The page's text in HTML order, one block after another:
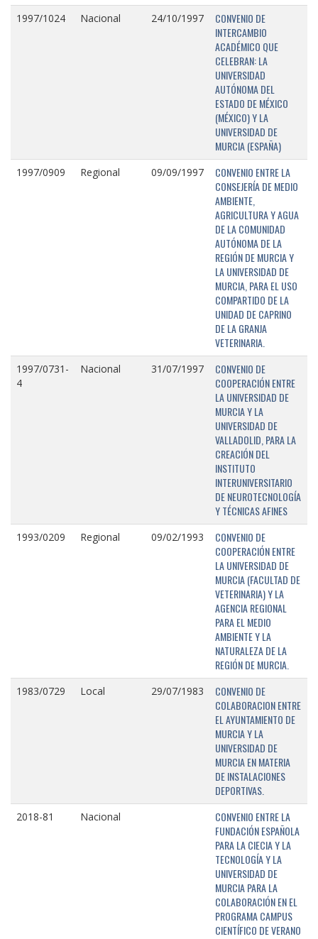
1997/1024 Nacional 24/10/1997
CONVENIO DE
INTERCAMBIO
ACADÉMICO QUE
CELEBRAN: LA
UNIVERSIDAD
AUTÓNOMA DEL
ESTADO DE MÉXICO
(MÉXICO) Y LA
UNIVERSIDAD DE
MURCIA (ESPAÑA)
1997/0909 Regional 09/09/1997
CONVENIO ENTRE LA
CONSEJERÍA DE MEDIO
AMBIENTE,
AGRICULTURA Y AGUA
DE LA COMUNIDAD
AUTÓNOMA DE LA
REGIÓN DE MURCIA Y
LA UNIVERSIDAD DE
MURCIA, PARA EL USO
COMPARTIDO DE LA
UNIDAD DE CAPRINO
DE LA GRANJA
VETERINARIA.
1997/0731-
4
Nacional 31/07/1997
CONVENIO DE
COOPERACIÓN ENTRE
LA UNIVERSIDAD DE
MURCIA Y LA
UNIVERSIDAD DE
VALLADOLID, PARA LA
CREACIÓN DEL
INSTITUTO
INTERUNIVERSITARIO
DE NEUROTECNOLOGÍA
Y TÉCNICAS AFINES
1993/0209 Regional 09/02/1993
CONVENIO DE
COOPERACIÓN ENTRE
LA UNIVERSIDAD DE
MURCIA (FACULTAD DE
VETERINARIA) Y LA
AGENCIA REGIONAL
PARA EL MEDIO
AMBIENTE Y LA
NATURALEZA DE LA
REGIÓN DE MURCIA.
1983/0729 Local 29/07/1983
CONVENIO DE
COLABORACION ENTRE
EL AYUNTAMIENTO DE
MURCIA Y LA
UNIVERSIDAD DE
MURCIA EN MATERIA
DE INSTALACIONES
DEPORTIVAS.
2018-81 Nacional
CONVENIO ENTRE LA
FUNDACIÓN ESPAÑOLA
PARA LA CIECIA Y LA
TECNOLOGÍA Y LA
UNIVERSIDAD DE
MURCIA PARA LA
COLABORACIÓN EN EL
PROGRAMA CAMPUS
CIENTÍFICO DE VERANO